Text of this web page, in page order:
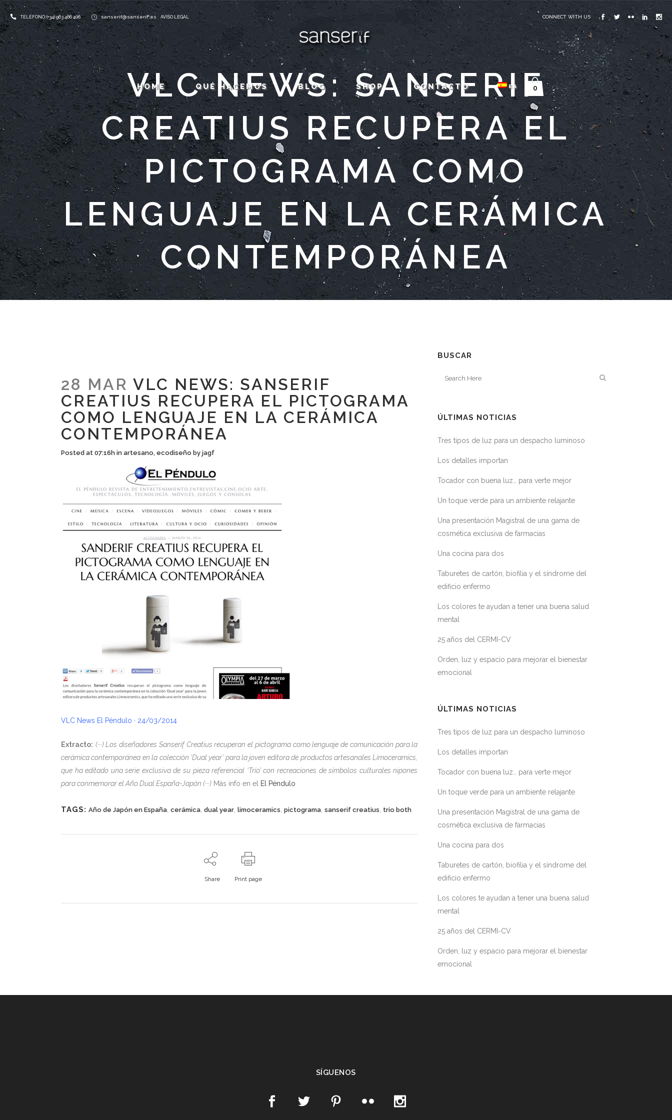
TELÉFONO: (+34) 963 466 406 sanserif@sanserif.es AVISO LEGAL CONNECT WITH US
HOME QUÉ HACEMOS BLOG SHOP CONTACTO ES 0
VLC NEWS: SANSERIF
CREATIUS RECUPERA EL
PICTOGRAMA COMO
LENGUAJE EN LA CERÁMICA
CONTEMPORÁNEA
28 MAR VLC NEWS: SANSERIF
CREATIUS RECUPERA EL PICTOGRAMA
COMO LENGUAJE EN LA CERÁMICA
CONTEMPORÁNEA
Posted at 07:16h in artesano, ecodiseño by jagf
VLC News El Péndulo · 24/03/2014
Extracto: (···) Los diseñadores Sanserif Creatius recuperan el pictograma como lenguaje de comunicación para la
cerámica contemporánea en la colección ‘Dual year’ para la joven editora de productos artesanales Limoceramics,
que ha editado una serie exclusiva de su pieza referencial ‘Trío’ con recreaciones de símbolos culturales nipones
para conmemorar el Año Dual España-Japón (···) Más info en el El Péndulo
TAGS: Año de Japón en España cerámica dual year limoceramics pictograma sanserif creatius trio both
Share Print page
BUSCAR
ÚLTIMAS NOTICIAS
Tres tipos de luz para un despacho luminoso
Los detalles importan
Tocador con buena luz… para verte mejor
Un toque verde para un ambiente relajante
Una presentación Magistral de una gama de
cosmética exclusiva de farmacias
Una cocina para dos
Taburetes de cartón, biofilia y el síndrome del
edificio enfermo
Los colores te ayudan a tener una buena salud
mental
25 años del CERMI-CV
Orden, luz y espacio para mejorar el bienestar
emocional
ÚLTIMAS NOTICIAS
Tres tipos de luz para un despacho luminoso
Los detalles importan
Tocador con buena luz… para verte mejor
Un toque verde para un ambiente relajante
Una presentación Magistral de una gama de
cosmética exclusiva de farmacias
Una cocina para dos
Taburetes de cartón, biofilia y el síndrome del
edificio enfermo
Los colores te ayudan a tener una buena salud
mental
25 años del CERMI-CV
Orden, luz y espacio para mejorar el bienestar
emocional
SÍGUENOS